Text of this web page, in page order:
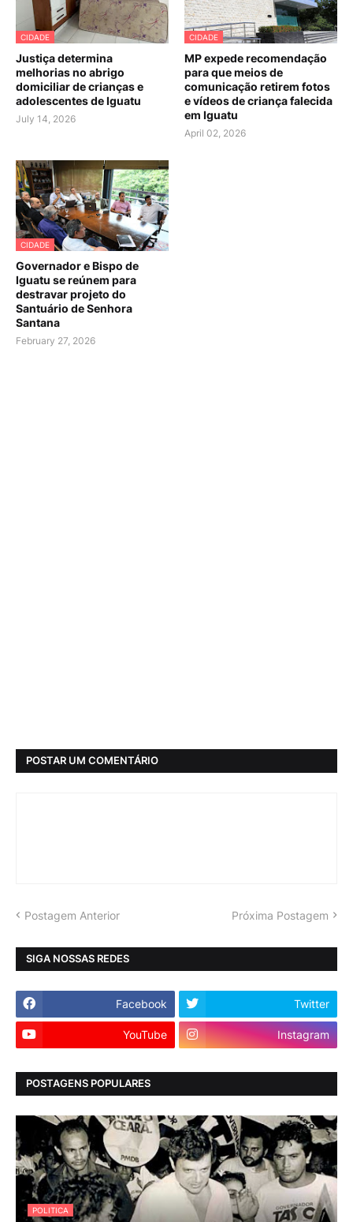
CIDADE
Justiça determina
melhorias no abrigo
domiciliar de crianças e
adolescentes de Iguatu
July 14, 2026
CIDADE
MP expede recomendação
para que meios de
comunicação retirem fotos
e vídeos de criança falecida
em Iguatu
April 02, 2026
CIDADE
Governador e Bispo de
Iguatu se reúnem para
destravar projeto do
Santuário de Senhora
Santana
February 27, 2026
POSTAR UM COMENTÁRIO
Postagem Anterior Próxima Postagem
SIGA NOSSAS REDES
Facebook Twitter
YouTube Instagram
POSTAGENS POPULARES
POLITICA